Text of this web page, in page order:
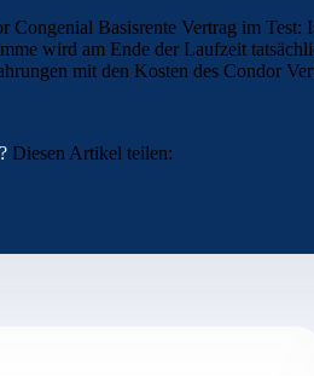
Congenial Basisrente Vertrag im
wird am Ende der Laufzeit
mit den Kosten des Condor
Diesen Artikel teilen: